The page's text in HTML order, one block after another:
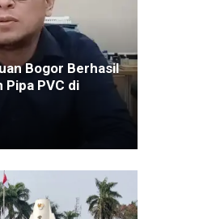
Bogor Berhasil
Pipa PVC di